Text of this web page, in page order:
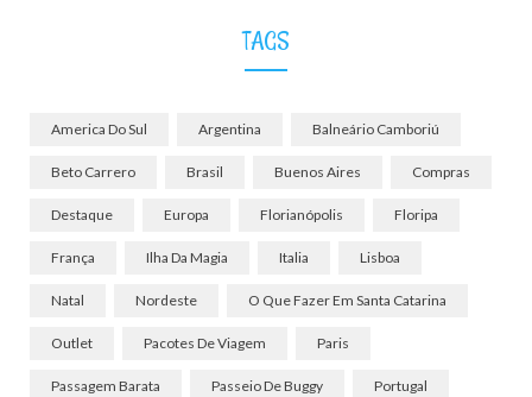
TAGS
America Do Sul Argentina Balneário Camboriú
Beto Carrero Brasil Buenos Aires Compras
Destaque Europa Florianópolis Floripa
França Ilha Da Magia Italia Lisboa
Natal Nordeste O Que Fazer Em Santa Catarina
Outlet Pacotes De Viagem Paris
Passagem Barata Passeio De Buggy Portugal